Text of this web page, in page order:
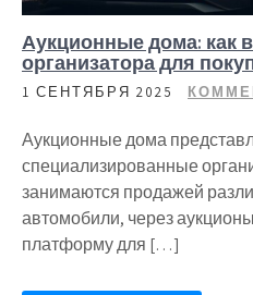
Аукционные дома: как
организатора для
1 СЕНТЯБРЯ 2025
Аукционные дома
специализированные
занимаются продажей
автомобили, через
платформу для […]